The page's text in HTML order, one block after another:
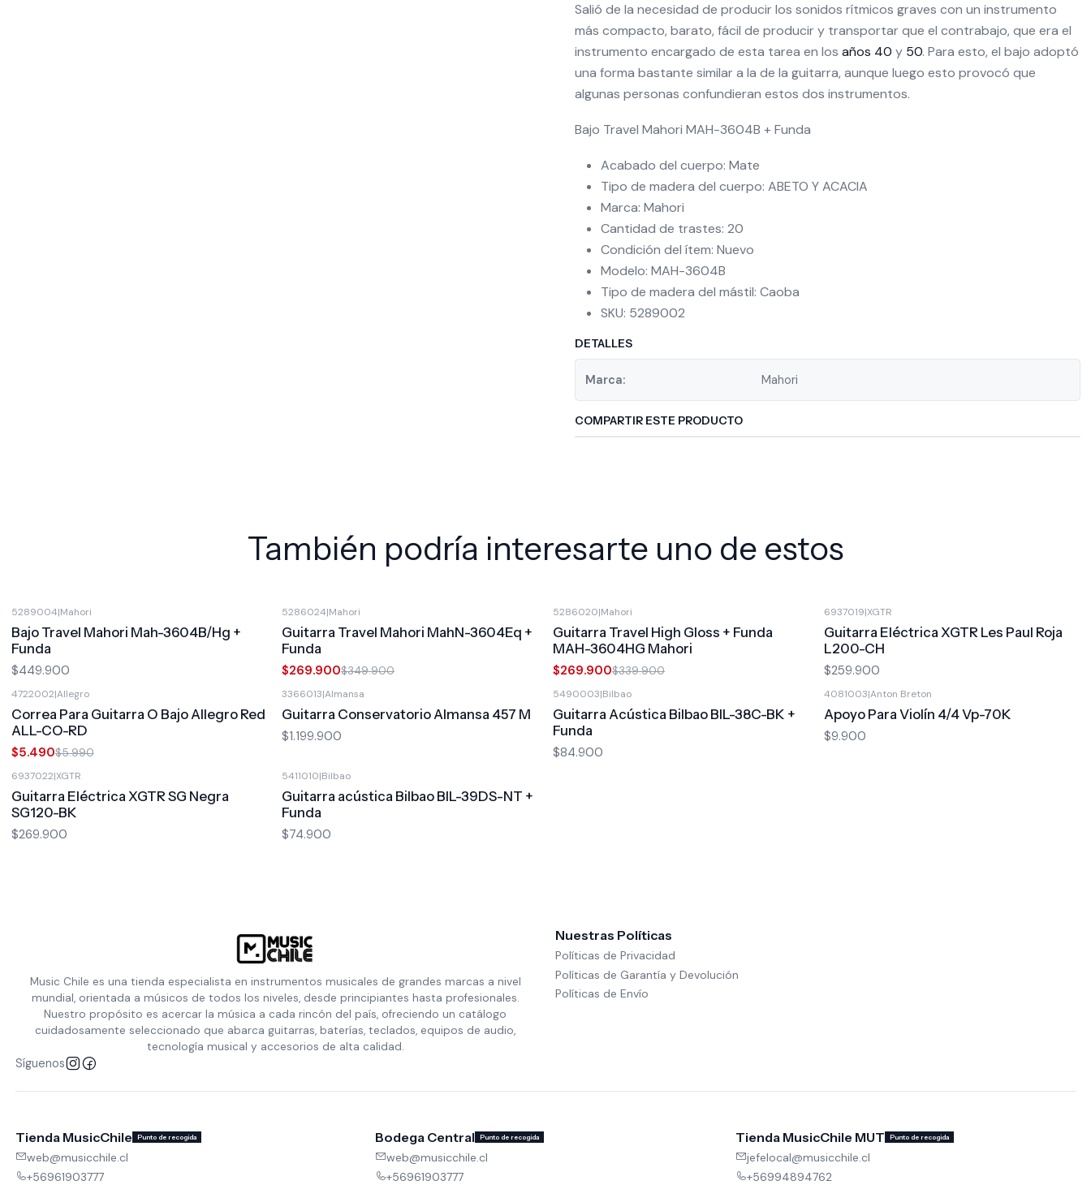
Salió de la necesidad de producir los sonidos rítmicos graves con un instrumento
más compacto, barato, fácil de producir y transportar que el contrabajo, que era el
instrumento encargado de esta tarea en los años 40 y 50. Para esto, el bajo adoptó
una forma bastante similar a la de la guitarra, aunque luego esto provocó que
algunas personas confundieran estos dos instrumentos.
Bajo Travel Mahori MAH-3604B + Funda
Acabado del cuerpo: Mate
Tipo de madera del cuerpo: ABETO Y ACACIA
Marca: Mahori
Cantidad de trastes: 20
Condición del ítem: Nuevo
Modelo: MAH-3604B
Tipo de madera del mástil: Caoba
SKU: 5289002
DETALLES
Marca: Mahori
COMPARTIR ESTE PRODUCTO
También podría interesarte uno de estos
5289004|Mahori
Bajo Travel Mahori Mah-3604B/Hg +
Funda
$449.900
5286024|Mahori
Guitarra Travel Mahori MahN-3604Eq +
Funda
$269.900$349.900
5286020|Mahori
Guitarra Travel High Gloss + Funda
MAH-3604HG Mahori
$269.900$339.900
6937019|XGTR
Guitarra Eléctrica XGTR Les Paul Roja
L200-CH
$259.900
4722002|Allegro
Correa Para Guitarra O Bajo Allegro Red
ALL-CO-RD
$5.490$5.990
3366013|Almansa
Guitarra Conservatorio Almansa 457 M
$1.199.900
5490003|Bilbao
Guitarra Acústica Bilbao BIL-38C-BK +
Funda
$84.900
4081003|Anton Breton
Apoyo Para Violín 4/4 Vp-70K
$9.900
6937022|XGTR
Guitarra Eléctrica XGTR SG Negra
SG120-BK
$269.900
5411010|Bilbao
Guitarra acústica Bilbao BIL-39DS-NT +
Funda
$74.900
Music Chile es una tienda especialista en instrumentos musicales de grandes marcas a nivel
mundial, orientada a músicos de todos los niveles, desde principiantes hasta profesionales.
Nuestro propósito es acercar la música a cada rincón del país, ofreciendo un catálogo
cuidadosamente seleccionado que abarca guitarras, baterías, teclados, equipos de audio,
tecnología musical y accesorios de alta calidad.
Síguenos
Nuestras Políticas
Políticas de Privacidad
Políticas de Garantía y Devolución
Políticas de Envío
Tienda MusicChile Punto de recogida
web@musicchile.cl
+56961903777
Bodega Central Punto de recogida
web@musicchile.cl
+56961903777
Tienda MusicChile MUT Punto de recogida
jefelocal@musicchile.cl
+56994894762